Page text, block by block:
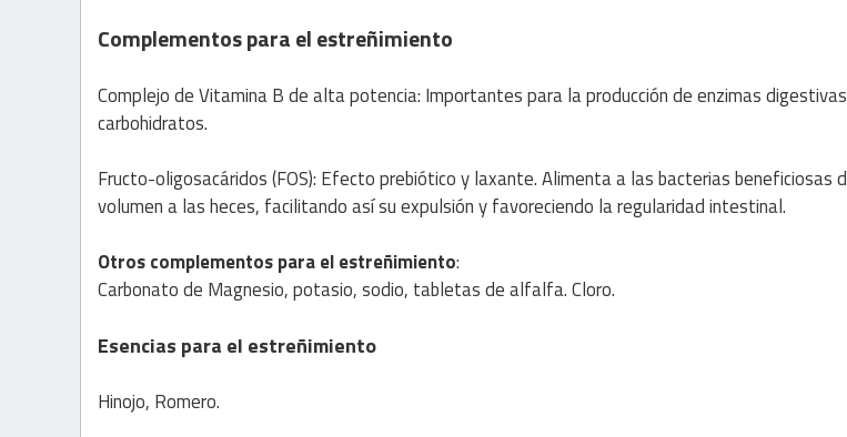
Complementos para el estreñimiento
Complejo de Vitamina B de alta potencia: Importantes para la producción de enzimas
carbohidratos.
Fructo-oligosacáridos (FOS): Efecto prebiótico y laxante. Alimenta a las bacterias beneficiosas
volumen a las heces, facilitando así su expulsión y favoreciendo la regularidad intestinal.
Otros complementos para el estreñimiento:
Carbonato de Magnesio, potasio, sodio, tabletas de alfalfa. Cloro.
Esencias para el estreñimiento
Hinojo, Romero.